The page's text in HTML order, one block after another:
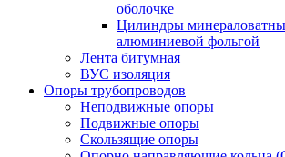
оболочке
Цилиндры
алюминиевой фольгой
Лента битумная
ВУС изоляция
Опоры трубопроводов
Неподвижные опоры
Подвижные опоры
Скользящие опоры